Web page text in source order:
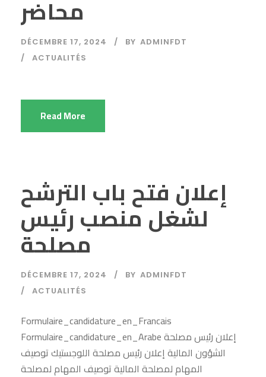
محاضر
DÉCEMBRE 17, 2024 BY ADMINFDT
ACTUALITÉS
Read More
إعلان فتح باب الترشح
لشغل منصب رئيس
مصلحة
DÉCEMBRE 17, 2024 BY ADMINFDT
ACTUALITÉS
Formulaire_candidature_en_Francais
Formulaire_candidature_en_Arabe إعلان رئيس مصلحة
الشؤون المالية إعلان رئيس مصلحة اللوجستيك توصيف
المهام لمصلحة المالية توصيف المهام لمصلحة